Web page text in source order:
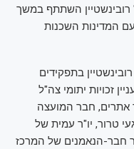
השתתף במשך
עם המדינות השכנות
בתפקידים
זכויות יתומי צה"ל
אתרים, חבר המועצה
טרור, יו"ר עמית של
חבר-הנאמנים של המרכז